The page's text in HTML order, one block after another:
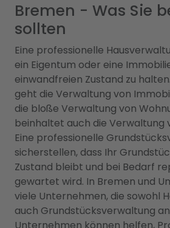
Bremen - Was Sie
sollten
Eine professionelle
ein Eigentum oder eine
einwandfreien Zustand zu
geht die Verwaltung von
die bloße Verwaltung von
beinhaltet auch die Verwaltung
Eine professionelle
sicherstellen, dass Ihr
Zustand bleibt und bei Bedarf
gewartet wird. In Bremen und
viele Unternehmen, die sowohl
auch Grundstücksverwaltung